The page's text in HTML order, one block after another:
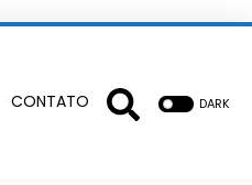
CONTATO DARK